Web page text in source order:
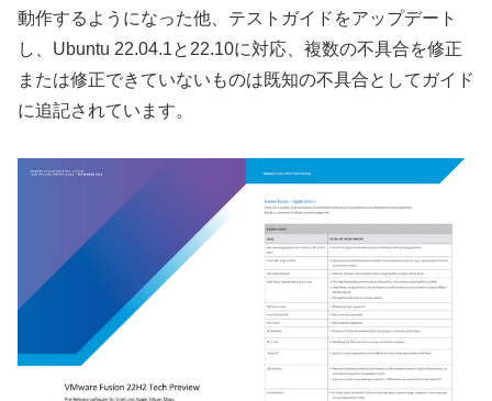
動作するようになった他、テストガイドをアップデート
し、Ubuntu 22.04.1と22.10に対応、複数の不具合を修正
または修正できていないものは既知の不具合としてガイド
に追記されています。